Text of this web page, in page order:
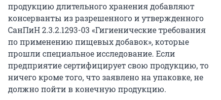
продукцию длительного хранения добавляют
консерванты из разрешенного и утвержденного
СанПиН 2.3.2.1293-03 «Гигиенические требования
по применению пищевых добавок», которые
прошли специальное исследование. Если
предприятие сертифицирует свою продукцию, то
ничего кроме того, что заявлено на упаковке, не
должно пойти в конечную продукцию.